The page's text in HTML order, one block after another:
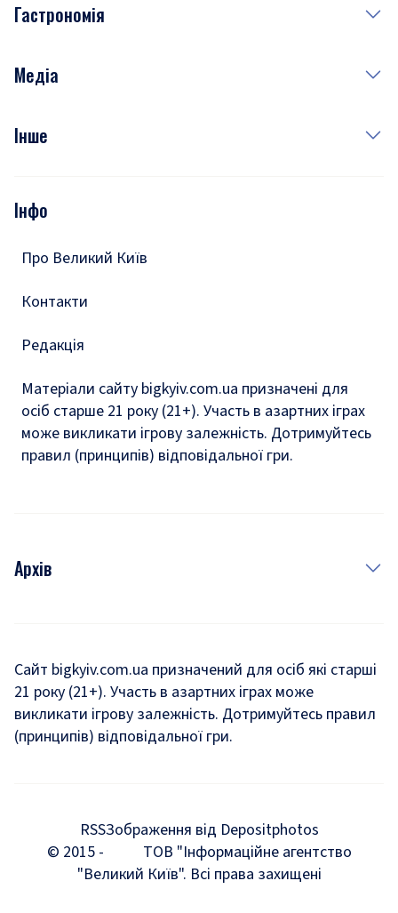
Субота
Краса
Гастрономія
Рецепти
Медіа
Фото
Подкасти
Інше
Тести
Інфо
Про Великий Київ
Контакти
Редакція
Матеріали сайту bigkyiv.com.ua призначені для
осіб старше 21 року (21+). Участь в азартних іграх
може викликати ігрову залежність. Дотримуйтесь
правил (принципів) відповідальної гри.
Архів
Комуналка
Хроніки війни
Мегаполіс
Київщина
Сайт bigkyiv.com.ua призначений для осіб які старші
21 року (21+). Участь в азартних іграх може
викликати ігрову залежність. Дотримуйтесь правил
(принципів) відповідальної гри.
RSSЗображення від Depositphotos
© 2015 -
ТОВ "Інформаційне агентство
"Великий Київ". Всі права захищені